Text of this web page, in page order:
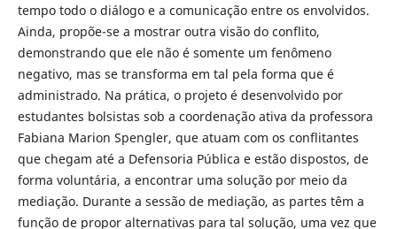
tempo todo o diálogo e a comunicação entre os envolvidos.
Ainda, propõe-se a mostrar outra visão do conflito,
demonstrando que ele não é somente um fenômeno
negativo, mas se transforma em tal pela forma que é
administrado. Na prática, o projeto é desenvolvido por
estudantes bolsistas sob a coordenação ativa da professora
Fabiana Marion Spengler, que atuam com os conflitantes
que chegam até a Defensoria Pública e estão dispostos, de
forma voluntária, a encontrar uma solução por meio da
mediação. Durante a sessão de mediação, as partes têm a
função de propor alternativas para tal solução, uma vez que